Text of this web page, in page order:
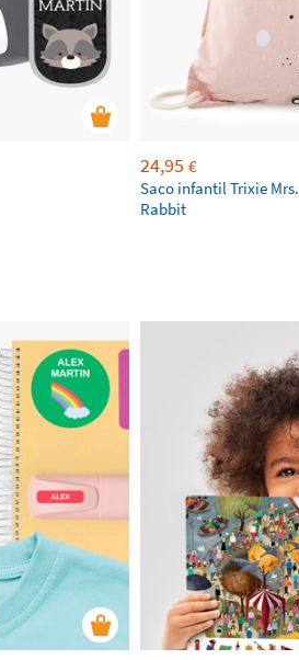
24,95 €
Saco infantil Trixie Mrs.
Rabbit